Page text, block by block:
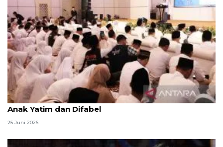
Menag jadikan setiap 10 Muharam sebagai Lebaran
Anak Yatim dan Difabel
25 Juni 2026